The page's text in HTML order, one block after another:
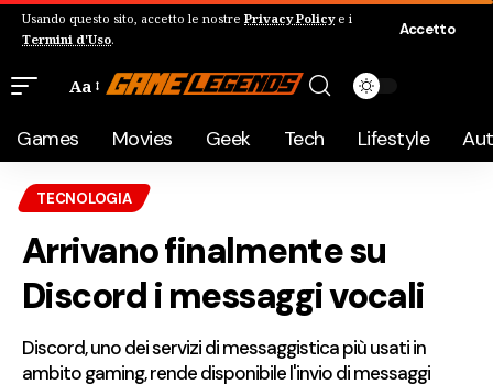
Usando questo sito, accetto le nostre Privacy Policye i
Termini d'Uso.
Accetto
Aa
Games Movies Geek Tech Lifestyle
TECNOLOGIA
Arrivano finalmente su
Discord i messaggi vocali
Discord, uno dei servizi di messaggistica più usati in
ambito gaming, rende disponibile l'invio di messaggi